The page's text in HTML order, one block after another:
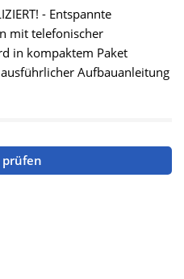
- Entspannte
mit telefonischer
in kompaktem Paket
Aufbauanleitung
prüfen